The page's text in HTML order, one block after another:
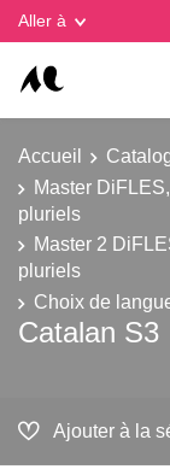
Aller à
Accueil
Master
pluriels
Master 2
pluriels
Choix de
Catalan S3
Ajouter à la
Gestion des cookies